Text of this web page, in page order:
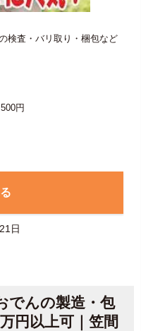
検査・バリ取り・梱包など
円
日
でんの製造・包
円以上可｜笠間